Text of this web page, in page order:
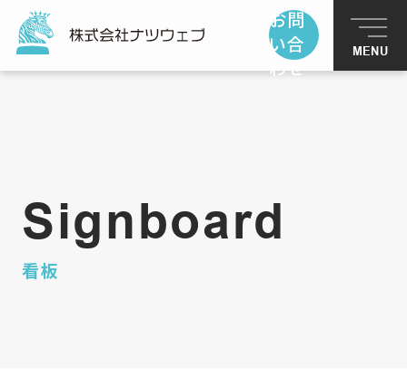
お問
い合
わせ
制作事例
MENU
Signboard
看板